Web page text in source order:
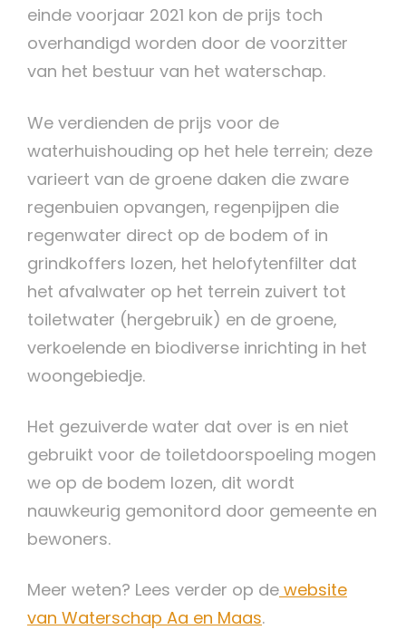
einde voorjaar 2021 kon de prijs toch
overhandigd worden door de voorzitter
van het bestuur van het waterschap.
We verdienden de prijs voor de
waterhuishouding op het hele terrein; deze
varieert van de groene daken die zware
regenbuien opvangen, regenpijpen die
regenwater direct op de bodem of in
grindkoffers lozen, het helofytenfilter dat
het afvalwater op het terrein zuivert tot
toiletwater (hergebruik) en de groene,
verkoelende en biodiverse inrichting in het
woongebiedje.
Het gezuiverde water dat over is en niet
gebruikt voor de toiletdoorspoeling mogen
we op de bodem lozen, dit wordt
nauwkeurig gemonitord door gemeente en
bewoners.
Meer weten? Lees verder op de website
van Waterschap Aa en Maas.